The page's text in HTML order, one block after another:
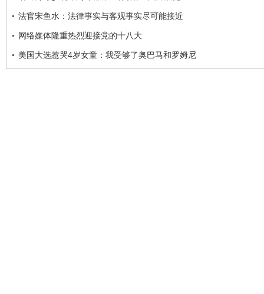
法官宋鱼水：法律事实与客观事实尽可能接近
网络媒体隆重热烈迎接党的十八大
美国大选惹哭4岁女童：我受够了奥巴马和罗姆尼